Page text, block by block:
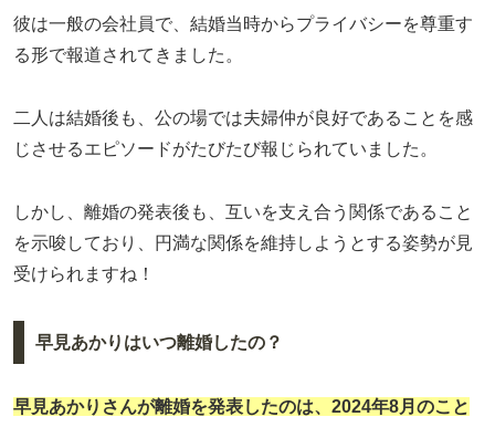
彼は一般の会社員で、結婚当時からプライバシーを尊重す
る形で報道されてきました。
二人は結婚後も、公の場では夫婦仲が良好であることを感
じさせるエピソードがたびたび報じられていました。
しかし、離婚の発表後も、互いを支え合う関係であること
を示唆しており、円満な関係を維持しようとする姿勢が見
受けられますね！
早見あかりはいつ離婚したの？
早見あかり さんが離婚を発表したのは、2024年8月のこと